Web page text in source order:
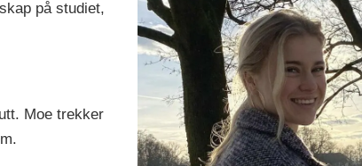
på studiet,
Moe trekker